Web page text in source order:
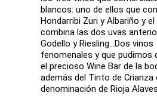
blancos: uno de ellos que
Hondarribi Zuri y Albariño y
combina las dos uvas
Godello y Riesling...Dos vinos
fenomenales y que pudimos
el precioso Wine Bar de la
además del Tinto de Crianza
denominación de Rioja